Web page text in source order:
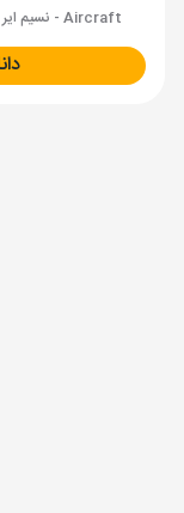
Aircraft - نسیم ایر (Economy)